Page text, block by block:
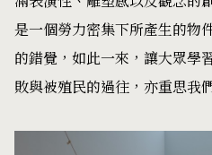
是一個勞力密集下所產生的物
的錯覺，如此一來，讓大眾學
敗與被殖民的過往，亦重思我